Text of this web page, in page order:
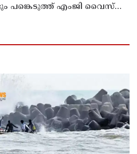
പങ്കെടുത്ത് എംജി വൈസ്